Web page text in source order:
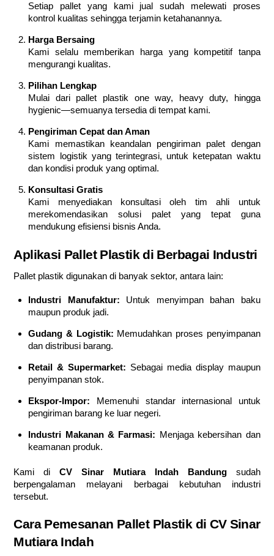
Setiap pallet yang kami jual sudah melewati proses
kontrol kualitas sehingga terjamin ketahanannya.
Harga Bersaing
Kami selalu memberikan harga yang kompetitif tanpa
mengurangi kualitas.
Pilihan Lengkap
Mulai dari pallet plastik one way, heavy duty, hingga
hygienic—semuanya tersedia di tempat kami.
Pengiriman Cepat dan Aman
Kami memastikan keandalan pengiriman palet dengan
sistem logistik yang terintegrasi, untuk ketepatan waktu
dan kondisi produk yang optimal.
Konsultasi Gratis
Kami menyediakan konsultasi oleh tim ahli untuk
merekomendasikan solusi palet yang tepat guna
mendukung efisiensi bisnis Anda.
Aplikasi Pallet Plastik di Berbagai Industri
Pallet plastik digunakan di banyak sektor, antara lain:
Industri Manufaktur: Untuk menyimpan bahan baku
maupun produk jadi.
Gudang & Logistik: Memudahkan proses penyimpanan
dan distribusi barang.
Retail & Supermarket: Sebagai media display maupun
penyimpanan stok.
Ekspor-Impor: Memenuhi standar internasional untuk
pengiriman barang ke luar negeri.
Industri Makanan & Farmasi: Menjaga kebersihan dan
keamanan produk.
Kami diCV Sinar Mutiara Indah Bandungsudah
berpengalaman melayani berbagai kebutuhan industri
tersebut.
Cara Pemesanan Pallet Plastik di CV Sinar
Mutiara Indah